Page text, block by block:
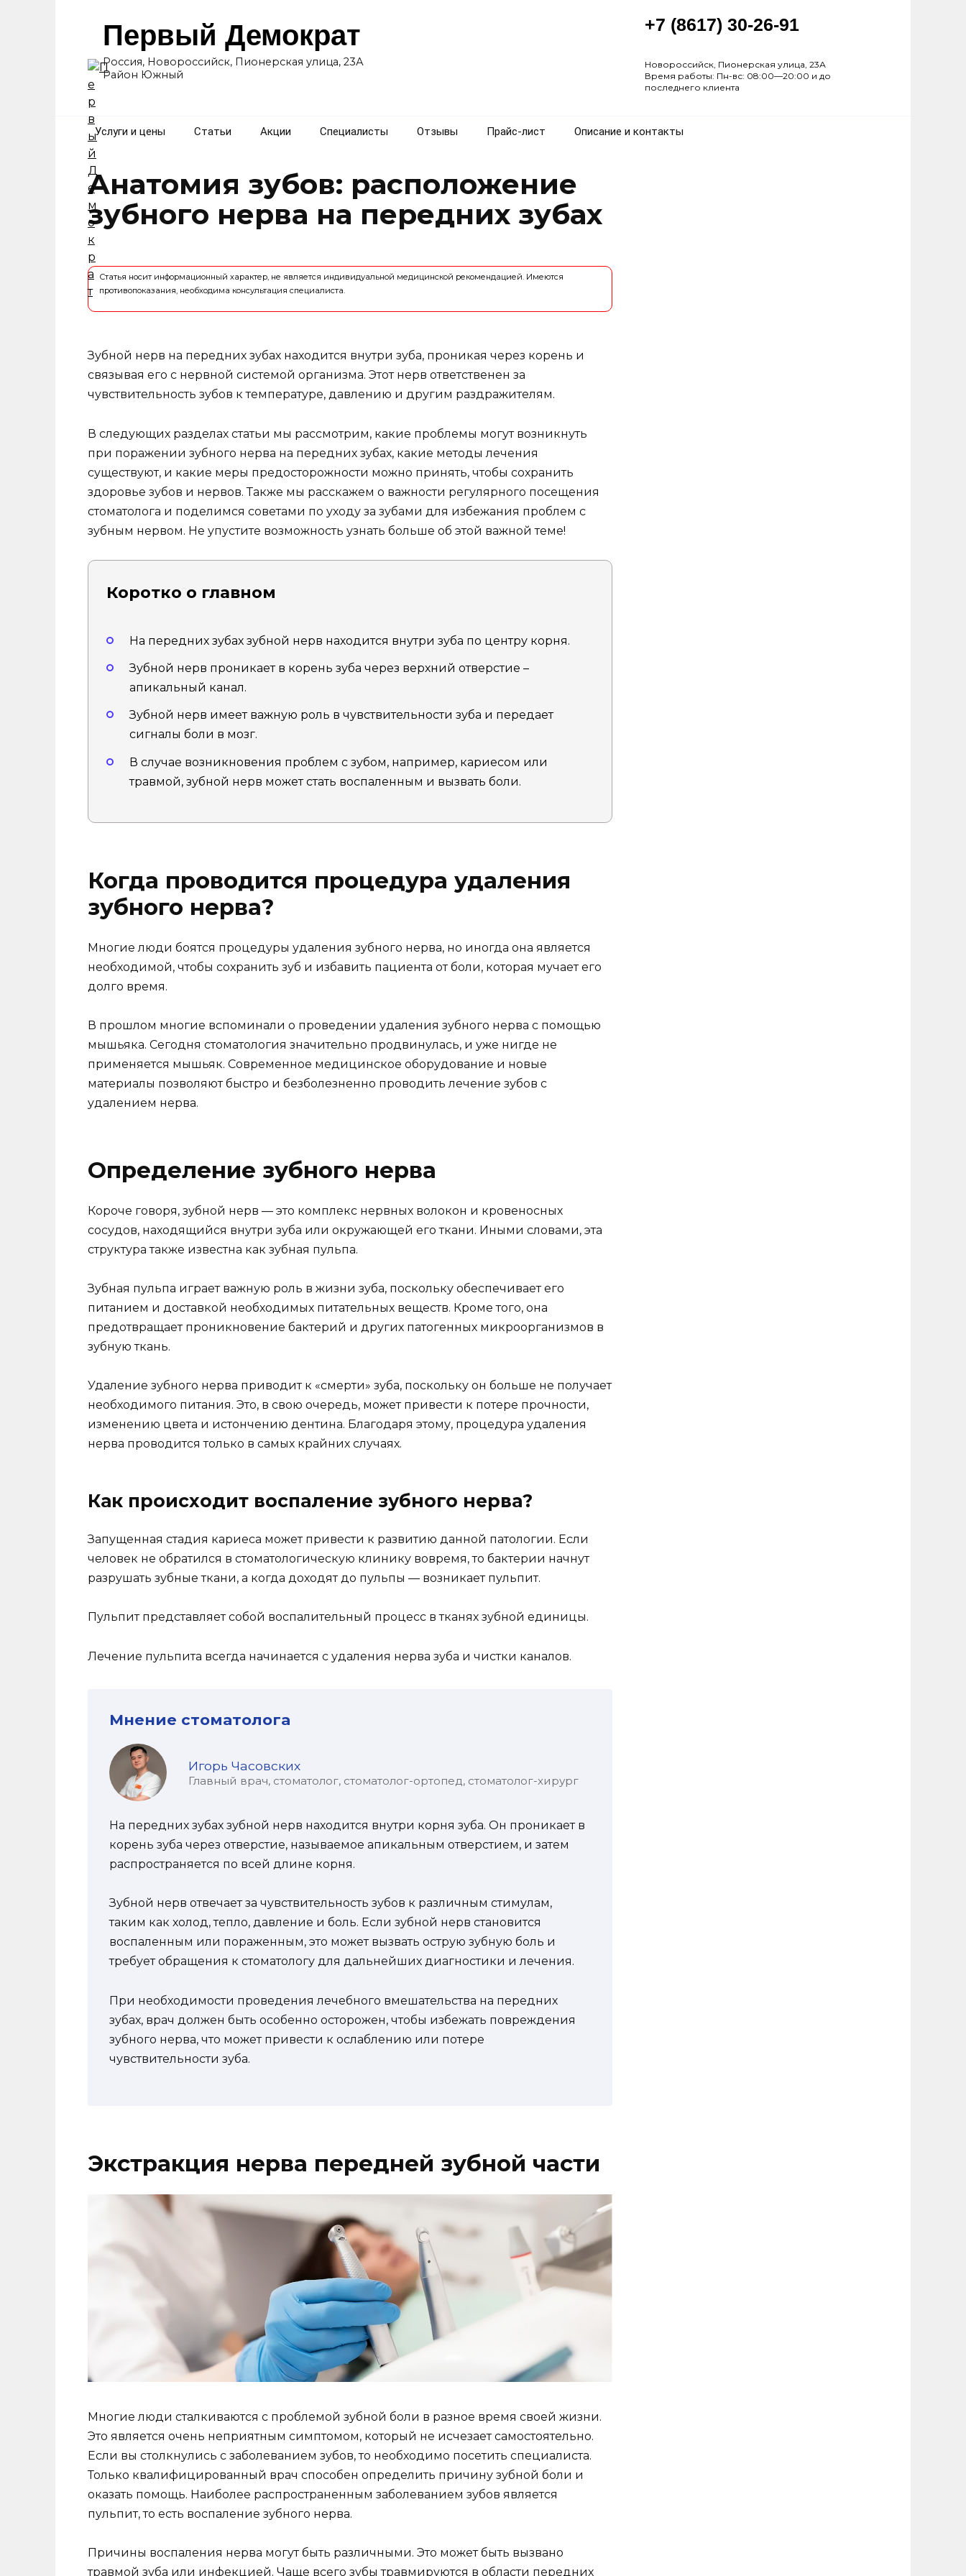
Первый Демократ
Россия, Новороссийск, Пионерская улица, 23А
Район Южный
+7 (8617) 30-26-91
Новороссийск, Пионерская улица, 23А
Время работы: Пн-вс: 08:00—20:00 и до
последнего клиента
Услуги и цены Статьи Акции Специалисты Отзывы Прайс-лист Описание и контакты
Анатомия зубов: расположение
зубного нерва на передних зубах
Статья носит информационный характер, не является индивидуальной медицинской рекомендацией. Имеются
противопоказания, необходима консультация специалиста.
Зубной нерв на передних зубах находится внутри зуба, проникая через корень и
связывая его с нервной системой организма. Этот нерв ответственен за
чувствительность зубов к температуре, давлению и другим раздражителям.
В следующих разделах статьи мы рассмотрим, какие проблемы могут возникнуть
при поражении зубного нерва на передних зубах, какие методы лечения
существуют, и какие меры предосторожности можно принять, чтобы сохранить
здоровье зубов и нервов. Также мы расскажем о важности регулярного посещения
стоматолога и поделимся советами по уходу за зубами для избежания проблем с
зубным нервом. Не упустите возможность узнать больше об этой важной теме!
Коротко о главном
На передних зубах зубной нерв находится внутри зуба по центру корня.
Зубной нерв проникает в корень зуба через верхний отверстие –
апикальный канал.
Зубной нерв имеет важную роль в чувствительности зуба и передает
сигналы боли в мозг.
В случае возникновения проблем с зубом, например, кариесом или
травмой, зубной нерв может стать воспаленным и вызвать боли.
Когда проводится процедура удаления
зубного нерва?
Многие люди боятся процедуры удаления зубного нерва, но иногда она является
необходимой, чтобы сохранить зуб и избавить пациента от боли, которая мучает его
долго время.
В прошлом многие вспоминали о проведении удаления зубного нерва с помощью
мышьяка. Сегодня стоматология значительно продвинулась, и уже нигде не
применяется мышьяк. Современное медицинское оборудование и новые
материалы позволяют быстро и безболезненно проводить лечение зубов с
удалением нерва.
Определение зубного нерва
Короче говоря, зубной нерв — это комплекс нервных волокон и кровеносных
сосудов, находящийся внутри зуба или окружающей его ткани. Иными словами, эта
структура также известна как зубная пульпа.
Зубная пульпа играет важную роль в жизни зуба, поскольку обеспечивает его
питанием и доставкой необходимых питательных веществ. Кроме того, она
предотвращает проникновение бактерий и других патогенных микроорганизмов в
зубную ткань.
Удаление зубного нерва приводит к «смерти» зуба, поскольку он больше не получает
необходимого питания. Это, в свою очередь, может привести к потере прочности,
изменению цвета и истончению дентина. Благодаря этому, процедура удаления
нерва проводится только в самых крайних случаях.
Как происходит воспаление зубного нерва?
Запущенная стадия кариеса может привести к развитию данной патологии. Если
человек не обратился в стоматологическую клинику вовремя, то бактерии начнут
разрушать зубные ткани, а когда доходят до пульпы — возникает пульпит.
Пульпит представляет собой воспалительный процесс в тканях зубной единицы.
Лечение пульпита всегда начинается с удаления нерва зуба и чистки каналов.
Мнение стоматолога
Игорь Часовских
Главный врач, стоматолог, стоматолог-ортопед, стоматолог-хирург
На передних зубах зубной нерв находится внутри корня зуба. Он проникает в
корень зуба через отверстие, называемое апикальным отверстием, и затем
распространяется по всей длине корня.
Зубной нерв отвечает за чувствительность зубов к различным стимулам,
таким как холод, тепло, давление и боль. Если зубной нерв становится
воспаленным или пораженным, это может вызвать острую зубную боль и
требует обращения к стоматологу для дальнейших диагностики и лечения.
При необходимости проведения лечебного вмешательства на передних
зубах, врач должен быть особенно осторожен, чтобы избежать повреждения
зубного нерва, что может привести к ослаблению или потере
чувствительности зуба.
Экстракция нерва передней зубной части
Многие люди сталкиваются с проблемой зубной боли в разное время своей жизни.
Это является очень неприятным симптомом, который не исчезает самостоятельно.
Если вы столкнулись с заболеванием зубов, то необходимо посетить специалиста.
Только квалифицированный врач способен определить причину зубной боли и
оказать помощь. Наиболее распространенным заболеванием зубов является
пульпит, то есть воспаление зубного нерва.
Причины воспаления нерва могут быть различными. Это может быть вызвано
травмой зуба или инфекцией. Чаще всего зубы травмируются в области передних